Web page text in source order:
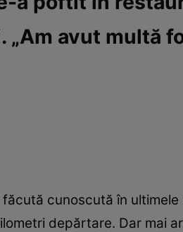
avut multă
cunoscută în ultimele
depărtare. Dar mai